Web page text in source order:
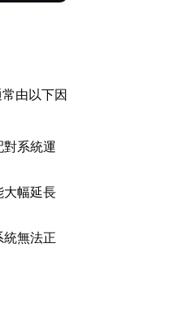
由以下因
對系統運
大幅延長
統無法正